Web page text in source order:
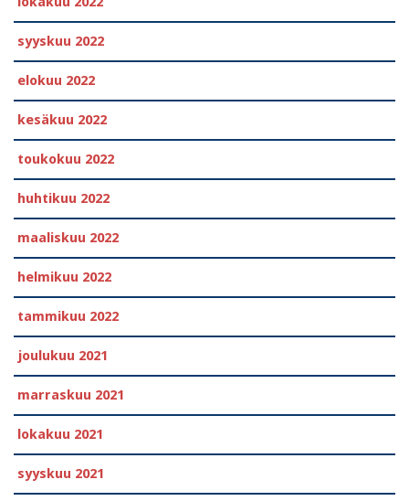
syyskuu 2022
elokuu 2022
kesäkuu 2022
toukokuu 2022
huhtikuu 2022
maaliskuu 2022
helmikuu 2022
tammikuu 2022
joulukuu 2021
marraskuu 2021
lokakuu 2021
syyskuu 2021